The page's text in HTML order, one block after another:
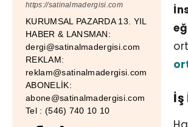
https://satinalmadergisi.com
KURUMSAL PAZARDA 13. YIL
HABER & LANSMAN:
dergi@satinalmadergisi.com
REKLAM:
reklam@satinalmadergisi.com
ABONELİK:
abone@satinalmadergisi.com
Tel : (546) 740 10 10
İş